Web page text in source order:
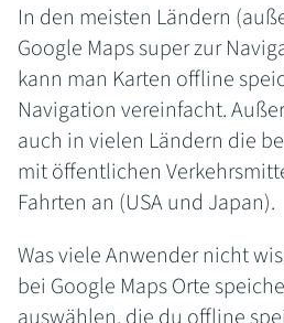
In den meisten Ländern
Google Maps super zur
kann man Karten offline
Navigation vereinfacht.
auch in vielen Ländern die
mit öffentlichen
Fahrten an (USA und Japan).
Was viele Anwender nicht
bei Google Maps Orte